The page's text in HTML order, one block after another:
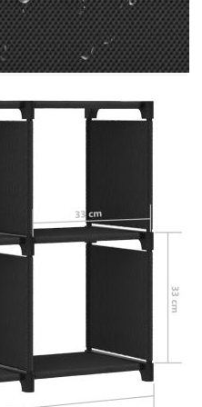
Рафтът за
плат и стоманена
и стабилен. Този
отворени отделения и
на олекотената
органайзер е лесен
30 x 72,5 cм (Ш x Д x
отделения